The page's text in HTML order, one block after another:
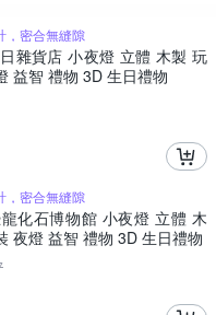
，密合無縫隙
雜貨店 小夜燈 立體 木製 玩
益智 禮物 3D 生日禮物
，密合無縫隙
化石博物館 小夜燈 立體 木
夜燈 益智 禮物 3D 生日禮物